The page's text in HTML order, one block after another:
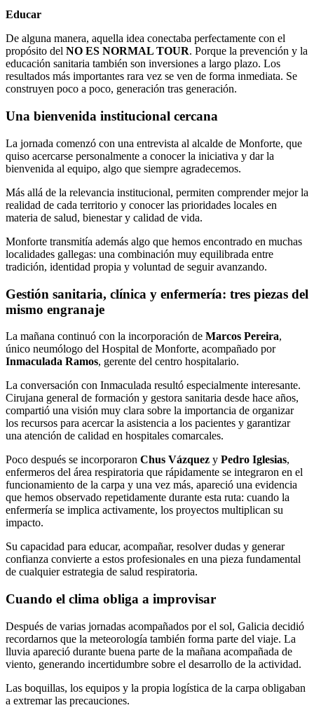
Educar
De alguna manera, aquella idea conectaba perfectamente con el
propósito del NO ES NORMAL TOUR. Porque la prevención y la
educación sanitaria también son inversiones a largo plazo. Los
resultados más importantes rara vez se ven de forma inmediata. Se
construyen poco a poco, generación tras generación.
Una bienvenida institucional cercana
La jornada comenzó con una entrevista al alcalde de Monforte, que
quiso acercarse personalmente a conocer la iniciativa y dar la
bienvenida al equipo, algo que siempre agradecemos.
Más allá de la relevancia institucional, permiten comprender mejor la
realidad de cada territorio y conocer las prioridades locales en
materia de salud, bienestar y calidad de vida.
Monforte transmitía además algo que hemos encontrado en muchas
localidades gallegas: una combinación muy equilibrada entre
tradición, identidad propia y voluntad de seguir avanzando.
Gestión sanitaria, clínica y enfermería: tres piezas del
mismo engranaje
La mañana continuó con la incorporación de Marcos Pereira,
único neumólogo del Hospital de Monforte, acompañado por
Inmaculada Ramos, gerente del centro hospitalario.
La conversación con Inmaculada resultó especialmente interesante.
Cirujana general de formación y gestora sanitaria desde hace años,
compartió una visión muy clara sobre la importancia de organizar
los recursos para acercar la asistencia a los pacientes y garantizar
una atención de calidad en hospitales comarcales.
Poco después se incorporaron Chus Vázquez y Pedro Iglesias,
enfermeros del área respiratoria que rápidamente se integraron en el
funcionamiento de la carpa y una vez más, apareció una evidencia
que hemos observado repetidamente durante esta ruta: cuando la
enfermería se implica activamente, los proyectos multiplican su
impacto.
Su capacidad para educar, acompañar, resolver dudas y generar
confianza convierte a estos profesionales en una pieza fundamental
de cualquier estrategia de salud respiratoria.
Cuando el clima obliga a improvisar
Después de varias jornadas acompañados por el sol, Galicia decidió
recordarnos que la meteorología también forma parte del viaje. La
lluvia apareció durante buena parte de la mañana acompañada de
viento, generando incertidumbre sobre el desarrollo de la actividad.
Las boquillas, los equipos y la propia logística de la carpa obligaban
a extremar las precauciones.